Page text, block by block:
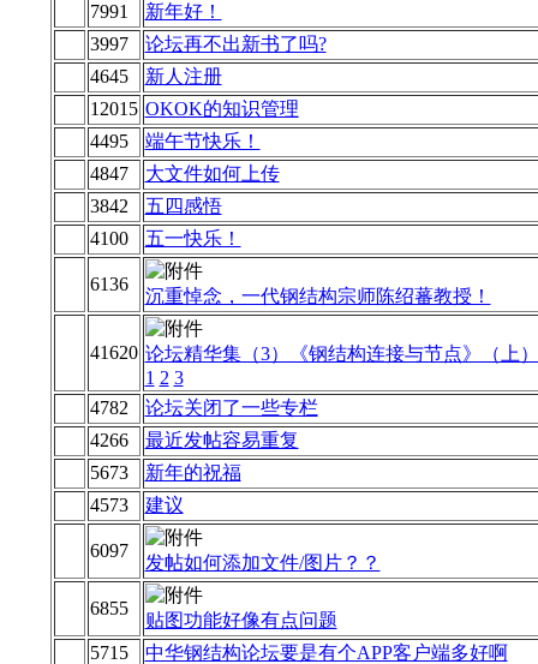
7991
新年好！
3997
论坛再不出新书了吗?
4645
新人注册
12015 OKOK的知识管理
4495
端午节快乐！
4847
大文件如何上传
3842
五四感悟
4100
五一快乐！
6136
沉重悼念，一代钢结构宗师陈绍蕃教授！
41620 论坛精华集（3）《钢结构连接与节点》（上
1 2 3
4782
论坛关闭了一些专栏
4266
最近发帖容易重复
5673
新年的祝福
4573
建议
6097
发帖如何添加文件/图片？？
6855
贴图功能好像有点问题
5715
中华钢结构论坛要是有个APP客户端多好啊